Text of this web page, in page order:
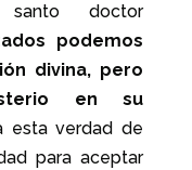
santo doctor
podemos
divina, pero
en su
esta verdad de
para aceptar